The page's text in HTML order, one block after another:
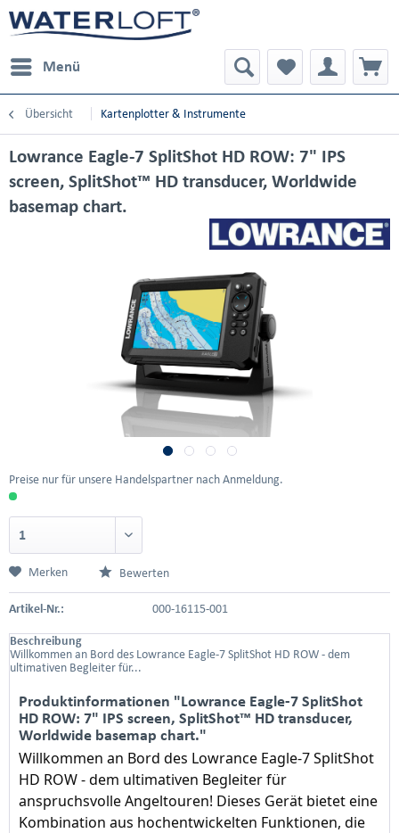
Menü
Übersicht Kartenplotter & Instrumente
Lowrance Eagle-7 SplitShot HD ROW: 7" IPS
screen, SplitShot™ HD transducer, Worldwide
basemap chart.
Preise nur für unsere Handelspartner nach Anmeldung.
Merken Bewerten
Artikel-Nr.: 000-16115-001
Beschreibung
Willkommen an Bord des Lowrance Eagle-7 SplitShot HD ROW - dem
ultimativen Begleiter für...
Produktinformationen "Lowrance Eagle-7 SplitShot
HD ROW: 7" IPS screen, SplitShot™ HD transducer,
Worldwide basemap chart."
Willkommen an Bord des Lowrance Eagle-7 SplitShot
HD ROW - dem ultimativen Begleiter für
anspruchsvolle Angeltouren! Dieses Gerät bietet eine
Kombination aus hochentwickelten Funktionen, die